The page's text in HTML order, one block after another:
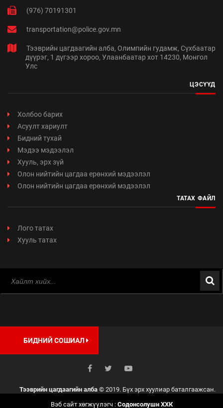
(976) 70191301
transportation@police.gov.mn
Тээврийн цагдаагийн алба, Олимпийн гудамж, Сүхбаатар
дүүрэг, 1 дүгээр хороо, Улаанбаатар хот 14230, Монгол
Улс
ЦЭСҮҮД
Холбоо барих
Асуулт хариулт
Бидний тухай
Мэдээ мэдээлэл
Хууль, эрх зүй
Олон нийтийн цагдаа ерөнхий мэдээлэл
Олон нийтийн цагдаа ерөнхий мэдээлэл
ТАТАХ ФАЙЛ
Лого татах
Хууль татах
БИДНИЙ СОШИАЛ
Тээврийн цагдаагийн алба © 2019. Бүх эрх хуулиар баталгаажсан.
Вэб сайт хөгжүүлэгч : Содонсолушн ХХК